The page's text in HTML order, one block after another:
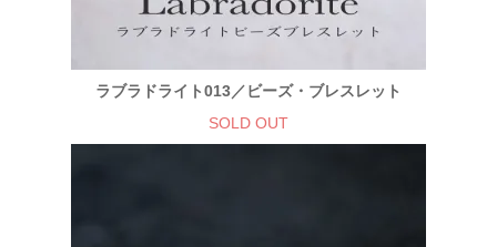
ラブラドライト013／ビーズ・ブレスレット
SOLD OUT